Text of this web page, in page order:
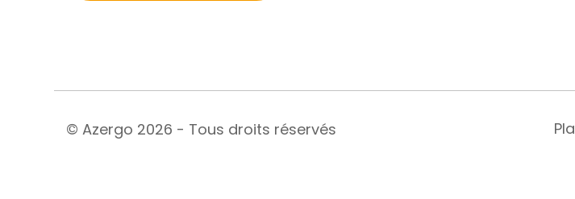
© Azergo 2026 - Tous droits réservés